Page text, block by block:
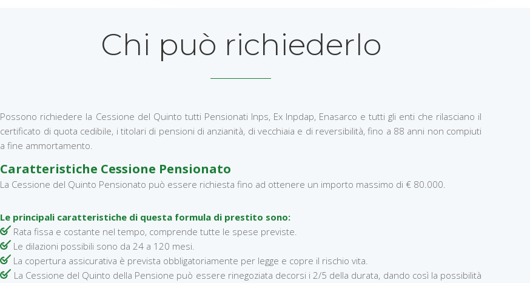
Chi può richiederlo
Possono richiedere la Cessione del Quinto tutti Pensionati Inps, Ex Inpdap, Enasarco e tutti gli enti che rilasciano il
certificato di quota cedibile, i titolari di pensioni di anzianità, di vecchiaia e di reversibilità, fino a 88 anni non compiuti
a fine ammortamento.
Caratteristiche Cessione Pensionato
La Cessione del Quinto Pensionato può essere richiesta fino ad ottenere un importo massimo di € 80.000.
Le principali caratteristiche di questa formula di prestito sono:
Rata fissa e costante nel tempo, comprende tutte le spese previste.
Le dilazioni possibili sono da 24 a 120 mesi.
La copertura assicurativa è prevista obbligatoriamente per legge e copre il rischio vita.
La Cessione del Quinto della Pensione può essere rinegoziata decorsi i 2/5 della durata, dando così la possibilità